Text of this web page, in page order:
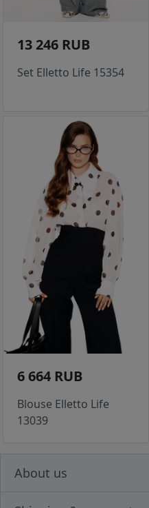
13 246 RUB
Set Elletto Life 15354
6 664 RUB
Blouse Elletto Life
13039
About us